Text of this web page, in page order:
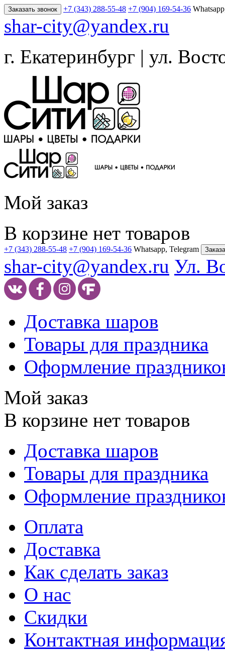
Заказать звонок +7 (343) 288-55-48 +7 (904) 169-54-36
shar-city@yandex.ru
г. Екатеринбург | ул.
Мой заказ
В корзине нет товаров
+7 (343) 288-55-48 +7 (904) 169-54-36 Whatsapp, Telegram
shar-city@yandex.ru Ул.
Доставка шаров
Товары для праздника
Оформление
Мой заказ
В корзине нет товаров
Доставка шаров
Товары для праздника
Оформление
Оплата
Доставка
Как сделать заказ
О нас
Скидки
Контактная